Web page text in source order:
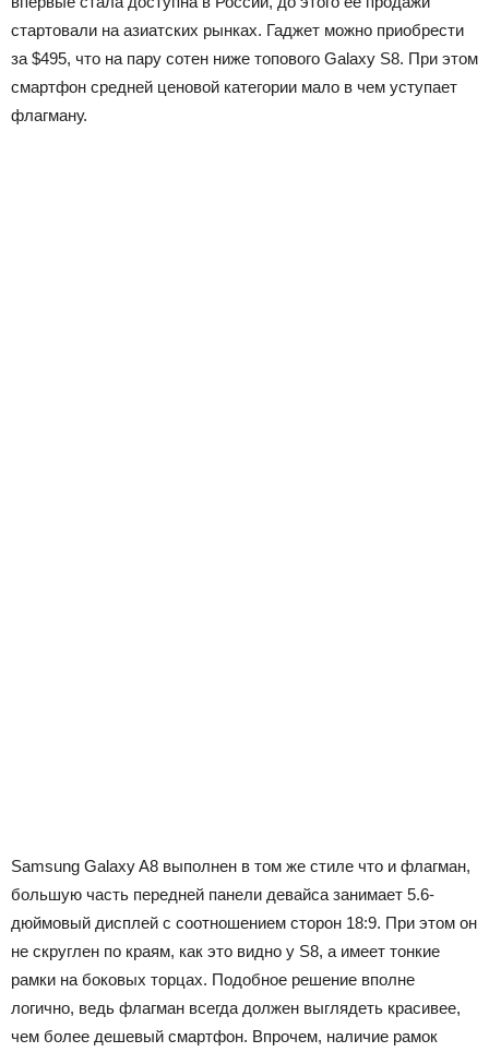
стартовали на азиатских рынках. Гаджет можно приобрести
за $495, что на пару сотен ниже топового Galaxy S8. При этом
смартфон средней ценовой категории мало в чем уступает
флагману.
Samsung Galaxy A8 выполнен в том же стиле что и флагман,
большую часть передней панели девайса занимает 5.6-
дюймовый дисплей с соотношением сторон 18:9. При этом он
не скруглен по краям, как это видно у S8, а имеет тонкие
рамки на боковых торцах. Подобное решение вполне
логично, ведь флагман всегда должен выглядеть красивее,
чем более дешевый смартфон. Впрочем, наличие рамок